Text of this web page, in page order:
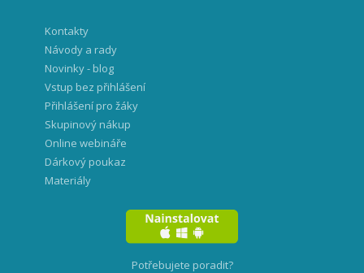
Kontakty
Návody a rady
Novinky - blog
Vstup bez přihlášení
Přihlášení pro žáky
Skupinový nákup
Online webináře
Dárkový poukaz
Materiály
Potřebujete poradit?